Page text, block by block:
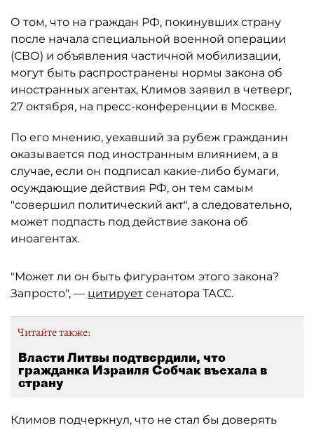
О том, что на граждан РФ, покинувших страну
после начала специальной военной операции
(СВО) и объявления частичной мобилизации,
могут быть распространены нормы закона об
иностранных агентах, Климов заявил в четверг,
27 октября, на пресс-конференции в Москве.
По его мнению, уехавший за рубеж гражданин
оказывается под иностранным влиянием, а в
случае, если он подписал какие-либо бумаги,
осуждающие действия РФ, он тем самым
"совершил политический акт", а следовательно,
может подпасть под действие закона об
иноагентах.
"Может ли он быть фигурантом этого закона?
Запросто", — цитирует сенатора ТАСС.
Читайте также:
Власти Литвы подтвердили, что
гражданка Израиля Собчак въехала в
страну
Климов подчеркнул, что не стал бы доверять